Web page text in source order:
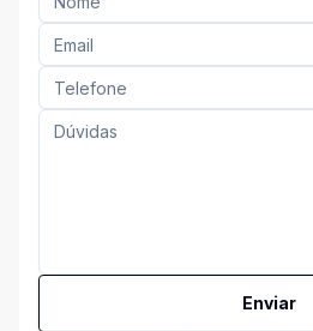
Enviar